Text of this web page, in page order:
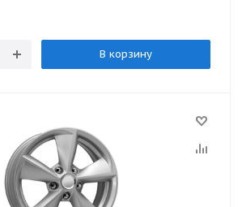
В корзину